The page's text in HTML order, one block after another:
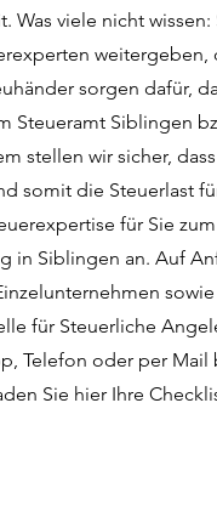
Was viele nicht
sorgen dafür,
Steueramt Siblingen
stellen wir sicher,
somit die Steuerlast
für Sie
in Siblingen an. Auf
für Steuerliche
Telefon oder per
Sie hier Ihre